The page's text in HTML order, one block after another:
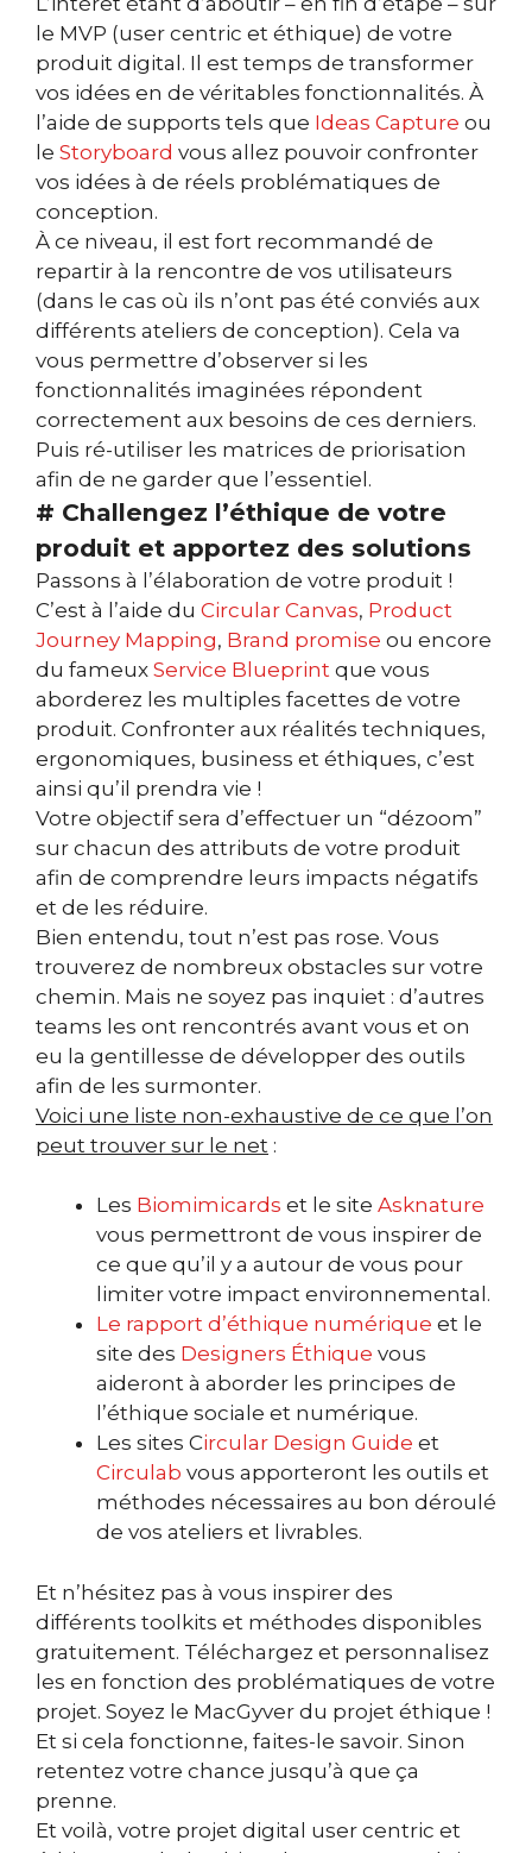
le MVP (user centric et éthique) de votre
produit digital. Il est temps de transformer
vos idées en de véritables fonctionnalités. À
l’aide de supports tels que Ideas Capture ou
le Storyboard vous allez pouvoir confronter
vos idées à de réels problématiques de
conception.
À ce niveau, il est fort recommandé de
repartir à la rencontre de vos utilisateurs
(dans le cas où ils n’ont pas été conviés aux
différents ateliers de conception). Cela va
vous permettre d’observer si les
fonctionnalités imaginées répondent
correctement aux besoins de ces derniers.
Puis ré-utiliser les matrices de priorisation
afin de ne garder que l’essentiel.
# Challengez l’éthique de votre
produit et apportez des solutions
Passons à l’élaboration de votre produit !
C’est à l’aide du Circular Canvas, Product
Journey Mapping, Brand promise ou encore
du fameux Service Blueprint que vous
aborderez les multiples facettes de votre
produit. Confronter aux réalités techniques,
ergonomiques, business et éthiques, c’est
ainsi qu’il prendra vie !
Votre objectif sera d’effectuer un “dézoom”
sur chacun des attributs de votre produit
afin de comprendre leurs impacts négatifs
et de les réduire.
Bien entendu, tout n’est pas rose. Vous
trouverez de nombreux obstacles sur votre
chemin. Mais ne soyez pas inquiet : d’autres
teams les ont rencontrés avant vous et on
eu la gentillesse de développer des outils
afin de les surmonter.
Voici une liste non-exhaustive de ce que l’on
peut trouver sur le net :
Les Biomimicards et le site Asknature
vous permettront de vous inspirer de
ce que qu’il y a autour de vous pour
limiter votre impact environnemental.
Le rapport d’éthique numérique et le
site des Designers Éthique vous
aideront à aborder les principes de
l’éthique sociale et numérique.
Les sites Circular Design Guide et
Circulab vous apporteront les outils et
méthodes nécessaires au bon déroulé
de vos ateliers et livrables.
Et n’hésitez pas à vous inspirer des
différents toolkits et méthodes disponibles
gratuitement. Téléchargez et personnalisez
les en fonction des problématiques de votre
projet. Soyez le MacGyver du projet éthique !
Et si cela fonctionne, faites-le savoir. Sinon
retentez votre chance jusqu’à que ça
prenne.
Et voilà, votre projet digital user centric et